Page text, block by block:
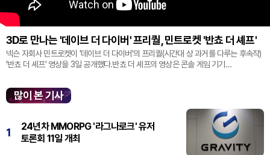
3D로 만나는 '데이브 더 다이버' 프리퀄, 민트로켓 '반쵸 더 셰프'
넥슨 자회사 민트로켓이 '데이브 더 다이버'의 프리퀄(시간대 상 과거를 다루는 후속작)
'반쵸 더 셰프' 영상을 3일 공개했다.반쵸 더 셰프의 영상은 콘솔 게임 기기
많이 본 기사
1
24년차 MMORPG '라그나로크' 유저
토론회 11일 개최